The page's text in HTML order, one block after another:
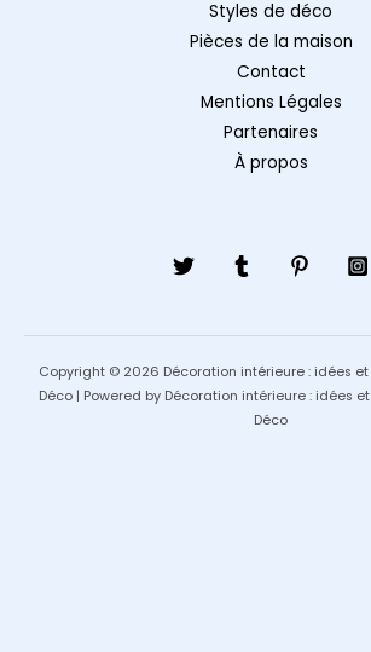
Styles de déco
Pièces de la maison
Contact
Mentions Légales
Partenaires
À propos
Copyright © 2026 Décoration intérieure : idées
Déco | Powered by Décoration intérieure : idées
Déco